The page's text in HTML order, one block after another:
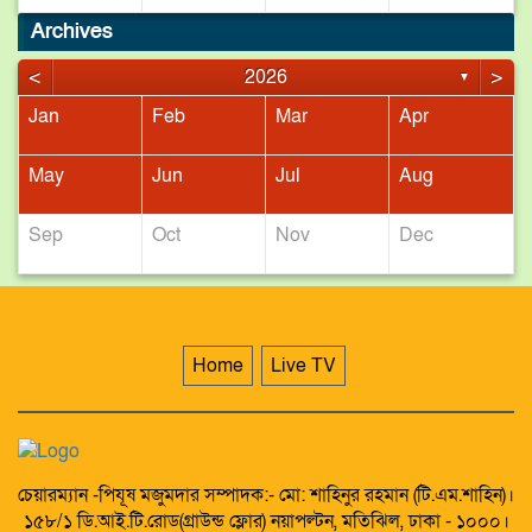
Archives
<
2026 ▼ >
Jan Feb Mar Apr
May Jun Jul Aug
Sep Oct Nov Dec
Home Live TV
চেয়ারম্যান -পিযূষ মজুমদার সম্পাদক:- মো: শাহিনুর রহমান (টি.এম.শাহিন)।
১৫৮/১ ডি.আই.টি.রোড(গ্রাউন্ড ফ্লোর) নয়াপল্টন, মতিঝিল, ঢাকা - ১০০০।